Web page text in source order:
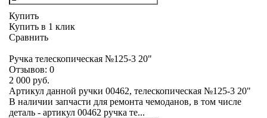
Купить
Купить в 1 клик
Сравнить
Ручка телескопическая №125-3 20"
Отзывов: 0
2 000 руб.
Артикул данной ручки 00462, телескопическая №125-3 20"
В наличии запчасти для ремонта чемоданов, в том числе
деталь - артикул 00462 ручка те...